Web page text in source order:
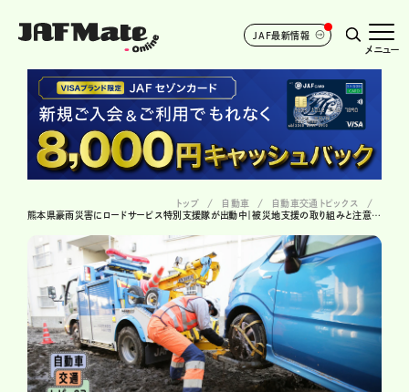
JAF最新情報
メニュー
トップ 自動車
自動車交通トピックス
熊本県豪雨災害にロードサービス特別支援隊が出動中｜被災地支援の取り組みと注意点まとめ【2025年8月速報】